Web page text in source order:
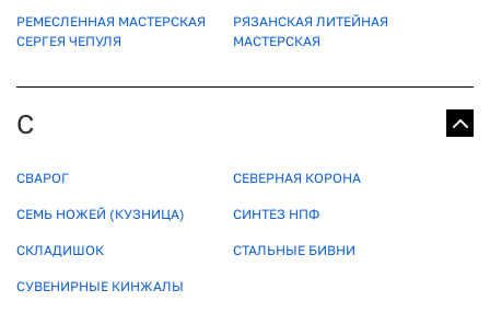
РЕМЕСЛЕННАЯ МАСТЕРСКАЯ
СЕРГЕЯ ЧЕПУЛЯ
РЯЗАНСКАЯ ЛИТЕЙНАЯ
МАСТЕРСКАЯ
С
СВАРОГ СЕВЕРНАЯ КОРОНА
СЕМЬ НОЖЕЙ (КУЗНИЦА) СИНТЕЗ НПФ
СКЛАДИШОК СТАЛЬНЫЕ БИВНИ
СУВЕНИРНЫЕ КИНЖАЛЫ